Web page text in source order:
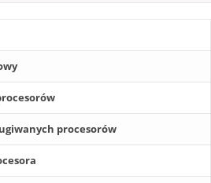
procesorów